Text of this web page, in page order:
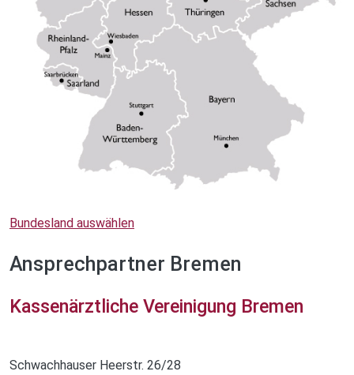
Bundesland auswählen
Ansprechpartner Bremen
Kassenärztliche Vereinigung Bremen
Schwachhauser Heerstr. 26/28